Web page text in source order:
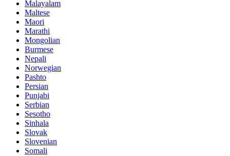
Malayalam
Maltese
Maori
Marathi
Mongolian
Burmese
Nepali
Norwegian
Pashto
Persian
Punjabi
Serbian
Sesotho
Sinhala
Slovak
Slovenian
Somali